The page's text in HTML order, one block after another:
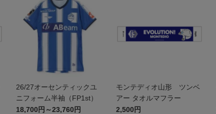
26/27オーセンティックユ
ニフォーム半袖（FP1st）
18,700円～23,760円
モンテディオ山形 ツンベ
アー タオルマフラー
2,500円